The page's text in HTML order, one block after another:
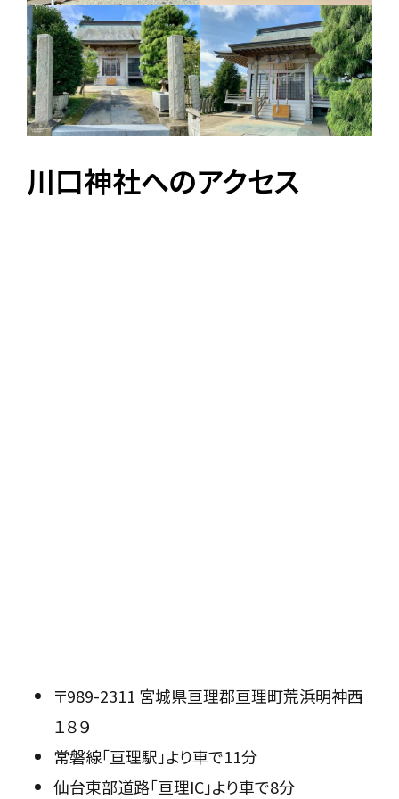
川口神社へのアクセス
〒989-2311 宮城県亘理郡亘理町荒浜明神西
１８９
常磐線「亘理駅」より車で11分
仙台東部道路「亘理IC」より車で8分